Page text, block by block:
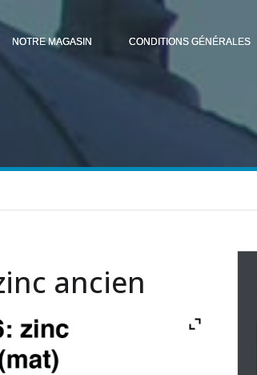
NOTRE MAGASIN CONDITIONS GÉNÉRALES
ancien